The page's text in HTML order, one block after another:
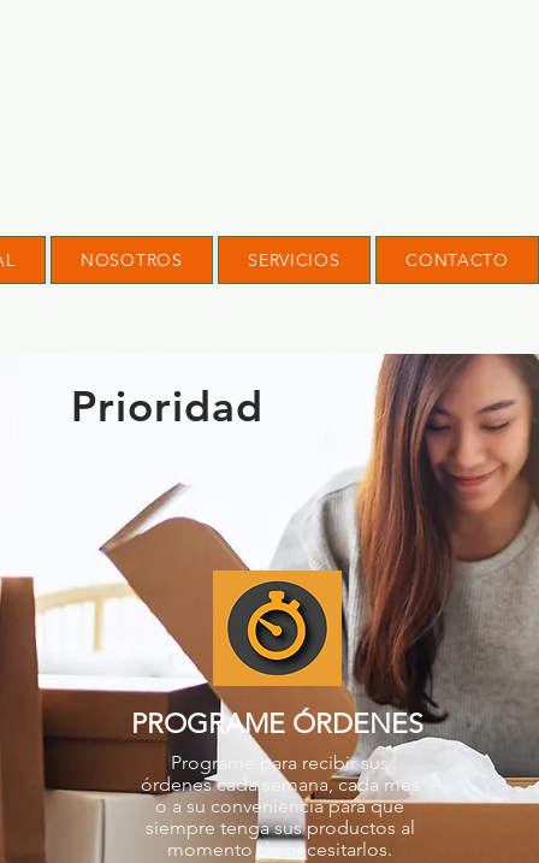
NOSOTROS SERVICIOS CONTACTO
Prioridad
PROGRAME ÓRDENES
Programe para recibir sus
órdenes cada semana, cada mes
o a su conveniencia para que
siempre tenga sus productos al
momento de necesitarlos.